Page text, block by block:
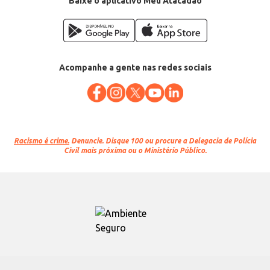
Acompanhe a gente nas redes sociais
Racismo é crime. Denuncie. Disque 100 ou procure a Delegacia de Polícia
Civil mais próxima ou o Ministério Público.